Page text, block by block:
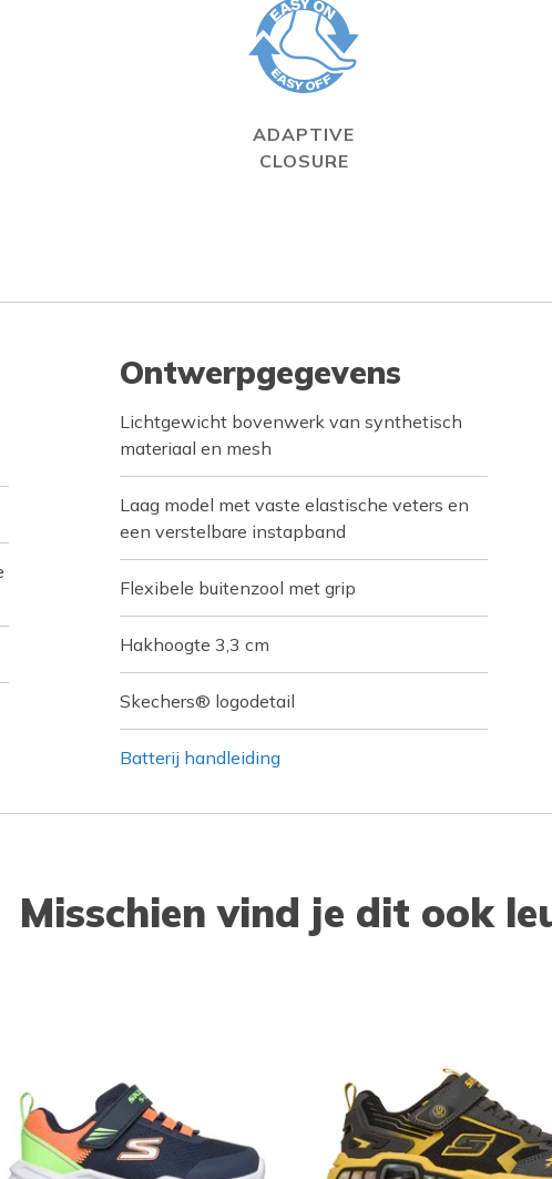
ADAPTIVE
CLOSURE
Ontwerpgegevens
Lichtgewicht bovenwerk van synthetisch
materiaal en mesh
Laag model met vaste elastische veters en
een verstelbare instapband
Flexibele buitenzool met grip
Hakhoogte 3,3 cm
Skechers® logodetail
Batterij handleiding
Misschien vind je dit ook